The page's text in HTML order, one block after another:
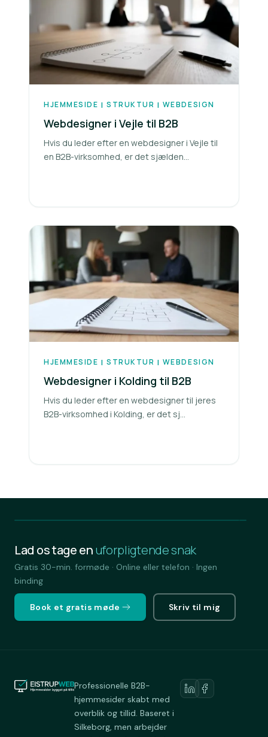
HJEMMESIDE | STRUKTUR | WEBDESIGN
Webdesigner i Vejle til B2B
Hvis du leder efter en webdesigner i Vejle til
en B2B-virksomhed, er det sjælden...
HJEMMESIDE | STRUKTUR | WEBDESIGN
Webdesigner i Kolding til B2B
Hvis du leder efter en webdesigner til jeres
B2B-virksomhed i Kolding, er det sj...
Lad os tage enuforpligtende snak
Gratis 30-min. formøde · Online eller telefon · Ingen
binding
Book et gratis møde Skriv til mig
Professionelle B2B-
hjemmesider skabt med
overblik og tillid. Baseret i
Silkeborg, men arbejder